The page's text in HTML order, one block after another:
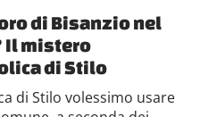
di Bisanzio nel
Il mistero
di Stilo
di Stilo volessimo usare